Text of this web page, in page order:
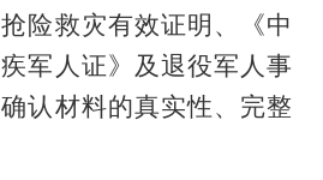
险救灾有效证明、《中
军人证》及退役军人事
认材料的真实性、完整